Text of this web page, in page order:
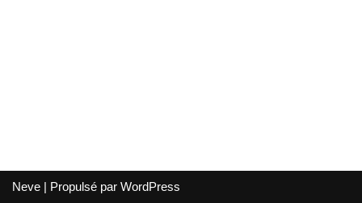
Neve | Propulsé par WordPress